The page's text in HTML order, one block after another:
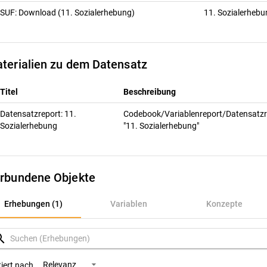
SUF: Download (11. Sozialerhebung) 11.
zu dem Datensatz
Titel Beschreibung
Datensatzreport: 11.
Sozialerhebung
Codebook/Variablenreport/
"11. Sozialerhebung"
Objekte
Erhebungen (1) Variablen Konzepte
(1)
Relevanz